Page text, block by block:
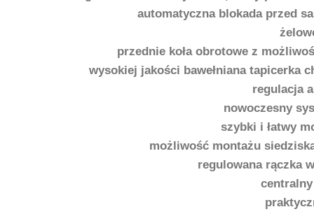
automatyczna blokada przed
przednie koła obrotowe z
wysokiej jakości bawełniana tapicerka
regulacja
nowoczesny
szybki i łatwy
możliwość montażu
regulowana rączka